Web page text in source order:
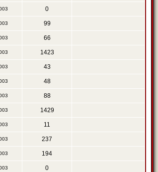
0
99
66
1423
43
48
88
1429
11
237
194
0